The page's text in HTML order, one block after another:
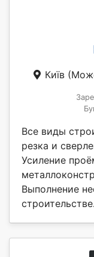
Київ
Все виды
резка и
Усиление
Выполнение